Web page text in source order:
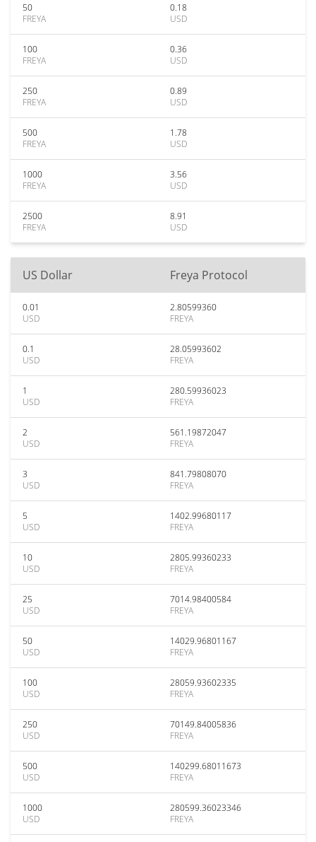
50
FREYA
0.18
USD
100
FREYA
0.36
USD
250
FREYA
0.89
USD
500
FREYA
1.78
USD
1000
FREYA
3.56
USD
2500
FREYA
8.91
USD
US Dollar Freya Protocol
0.01
USD
2.80599360
FREYA
0.1
USD
28.05993602
FREYA
1
USD
280.59936023
FREYA
2
USD
561.19872047
FREYA
3
USD
841.79808070
FREYA
5
USD
1402.99680117
FREYA
10
USD
2805.99360233
FREYA
25
USD
7014.98400584
FREYA
50
USD
14029.96801167
FREYA
100
USD
28059.93602335
FREYA
250
USD
70149.84005836
FREYA
500
USD
140299.68011673
FREYA
1000
USD
280599.36023346
FREYA